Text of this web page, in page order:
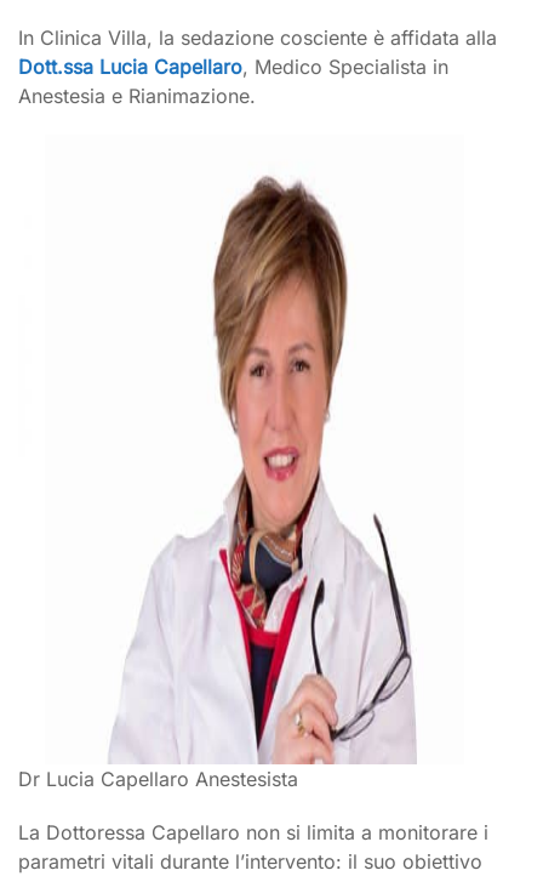
In Clinica Villa, la sedazione cosciente è affidata alla
Dott.ssa Lucia Capellaro, Medico Specialista in
Anestesia e Rianimazione.
Dr Lucia Capellaro Anestesista
La Dottoressa Capellaro non si limita a monitorare i
parametri vitali durante l’intervento: il suo obiettivo